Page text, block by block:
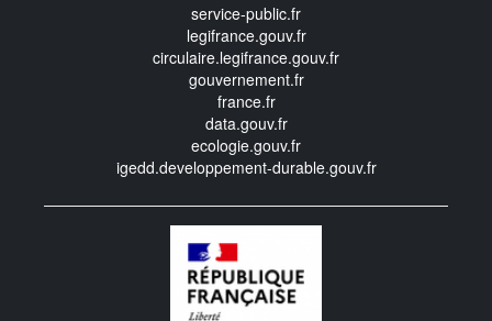
service-public.fr
legifrance.gouv.fr
circulaire.legifrance.gouv.fr
gouvernement.fr
france.fr
data.gouv.fr
ecologie.gouv.fr
igedd.developpement-durable.gouv.fr